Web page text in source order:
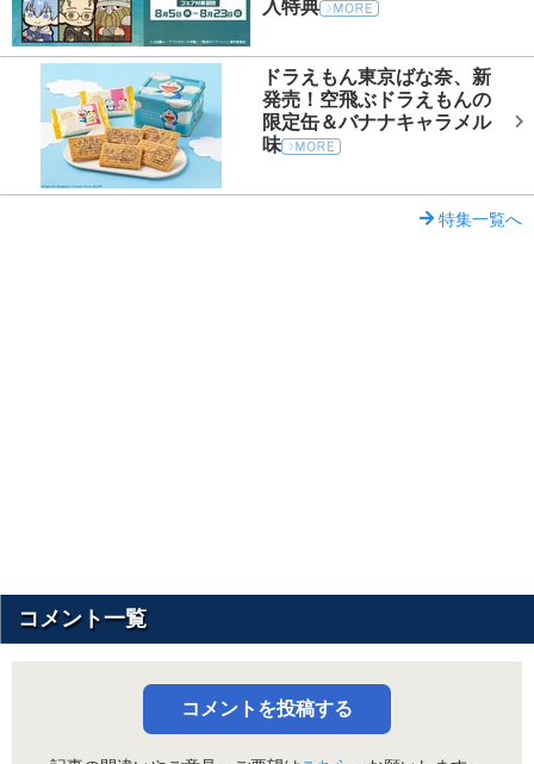
入特典
ドラえもん東京ばな奈、新
発売！空飛ぶドラえもんの
限定缶＆バナナキャラメル
味
特集一覧へ
コメント一覧
コメントを投稿する